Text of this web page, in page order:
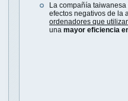
La compañía
efectos negativos de la
ordenadores que
una mayor eficiencia